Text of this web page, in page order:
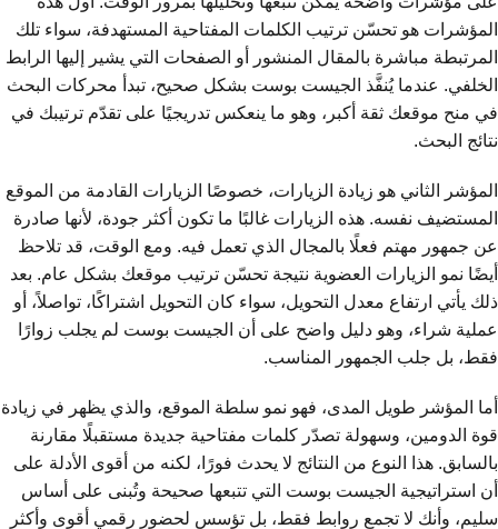
المؤشرات هو تحسّن ترتيب الكلمات المفتاحية المستهدفة، سواء تلك
المرتبطة مباشرة بالمقال المنشور أو الصفحات التي يشير إليها الرابط
الخلفي. عندما يُنفَّذ الجيست بوست بشكل صحيح، تبدأ محركات البحث
في منح موقعك ثقة أكبر، وهو ما ينعكس تدريجيًا على تقدّم ترتيبك في
نتائج البحث.
المؤشر الثاني هو زيادة الزيارات، خصوصًا الزيارات القادمة من الموقع
المستضيف نفسه. هذه الزيارات غالبًا ما تكون أكثر جودة، لأنها صادرة
عن جمهور مهتم فعلًا بالمجال الذي تعمل فيه. ومع الوقت، قد تلاحظ
أيضًا نمو الزيارات العضوية نتيجة تحسّن ترتيب موقعك بشكل عام. بعد
ذلك يأتي ارتفاع معدل التحويل، سواء كان التحويل اشتراكًا، تواصلاً، أو
عملية شراء، وهو دليل واضح على أن الجيست بوست لم يجلب زوارًا
فقط، بل جلب الجمهور المناسب.
أما المؤشر طويل المدى، فهو نمو سلطة الموقع، والذي يظهر في زيادة
قوة الدومين، وسهولة تصدّر كلمات مفتاحية جديدة مستقبلًا مقارنة
بالسابق. هذا النوع من النتائج لا يحدث فورًا، لكنه من أقوى الأدلة على
أن استراتيجية الجيست بوست التي تتبعها صحيحة وتُبنى على أساس
سليم، وأنك لا تجمع روابط فقط، بل تؤسس لحضور رقمي أقوى وأكثر